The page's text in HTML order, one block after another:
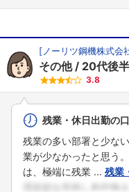
[ ノーリツ鋼機株式会
その他 20代後
3.8
残業・休日出勤の
残業の多い部署と少な
業が少なかったと思う
は、極端に残業 ... 残業